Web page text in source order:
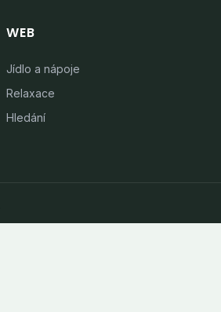
WEB
Jídlo a nápoje
Relaxace
Hledání